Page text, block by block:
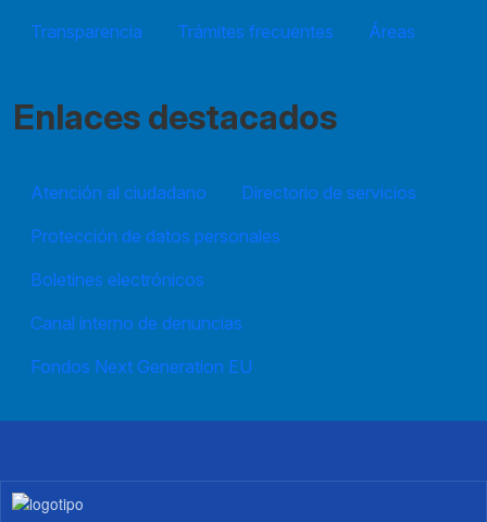
Transparencia
Trámites frecuentes Áreas
Enlaces destacados
Atención al ciudadano
Directorio de servicios
Protección de datos personales
Boletines electrónicos
Canal interno de denuncias
Fondos Next Generation EU
Imagen